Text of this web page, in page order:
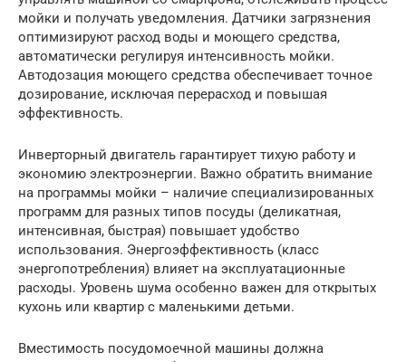
мойки и получать уведомления. Датчики загрязнения
оптимизируют расход воды и моющего средства,
автоматически регулируя интенсивность мойки.
Автодозация моющего средства обеспечивает точное
дозирование, исключая перерасход и повышая
эффективность.
Инверторный двигатель гарантирует тихую работу и
экономию электроэнергии. Важно обратить внимание
на программы мойки – наличие специализированных
программ для разных типов посуды (деликатная,
интенсивная, быстрая) повышает удобство
использования. Энергоэффективность (класс
энергопотребления) влияет на эксплуатационные
расходы. Уровень шума особенно важен для открытых
кухонь или квартир с маленькими детьми.
Вместимость посудомоечной машины должна